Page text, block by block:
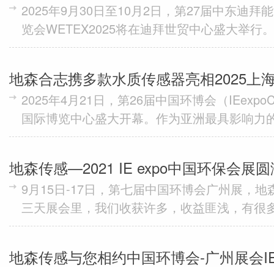
2025年9月30日至10月2日，第27届中东迪拜
览会WETEX2025将在迪拜世贸中心盛大举行
国际化程度最高的环保与水处理盛会，
地森合志携多款水质传感器亮相2025上
测，共建美好生态
2025年4月21日，第26届中国环博会（
国际博览中心盛大开幕。作为亚洲最具影响力
本届环博会汇聚了全球领先的环境技术与解决
地森传感—2021 IE expo中国环保会展
不落幕。
9月15日-17日，第七届中国环博会广州展，地
三天展会里，我们收获许多，收益匪浅，有很
谢您的到来~这次展会中，地森传感展示的产
地森传感与您相约中国环博会-广州展会